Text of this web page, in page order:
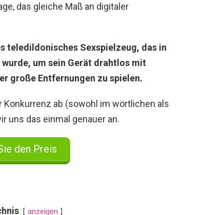
das gleiche Maß an digitaler
teledildonisches Sexspielzeug, das in
um sein Gerät drahtlos mit
große Entfernungen zu spielen.
ab (sowohl im wörtlichen als
uns das einmal genauer an.
den Preis
anzeigen